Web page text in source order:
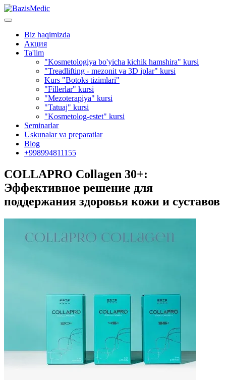
Biz haqimizda
Акция
Ta'lim
"Kosmetologiya bo'yicha kichik hamshira" kursi
"Treadlifting - mezonit va 3D iplar" kursi
Kurs "Botoks tizimlari"
"Fillerlar" kursi
"Mezoterapiya" kursi
"Tatuaj" kursi
"Kosmetolog-estet" kursi
Seminarlar
Uskunalar va preparatlar
Blog
+998994811155
COLLAPRO Collagen 30+:
Эффективное решение для
поддержания здоровья кожи и суставов